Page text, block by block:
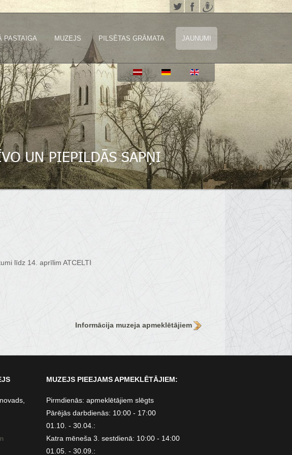
PASTAIGA MUZEJS PILSĒTAS GRĀMATA JAUNUMI
līdz 14. aprīlim ATCELTI
Informācija muzeja apmeklētājiem
MUZEJS PIEEJAMS APMEKLĒTĀJIEM:
Pirmdienās: apmeklētājiem slēgts
Pārējās darbdienās: 10:00 - 17:00
01.10. - 30.04.:
Katra mēneša 3. sestdienā: 10:00 - 14:00
01.05. - 30.09.: